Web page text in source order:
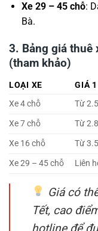
Xe 29 – 45 chỗ:
Bà.
3. Bảng giá thuê
(tham khảo)
LOẠI XE GIÁ
Xe 4 chỗ
Từ
Xe 7 chỗ
Từ
Xe 16 chỗ
Từ
Xe 29 – 45 chỗ
Liên
Giá có
Tết, cao
hotline để